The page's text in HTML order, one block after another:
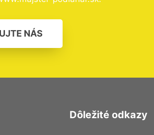
NÁS
Dôležité odkazy